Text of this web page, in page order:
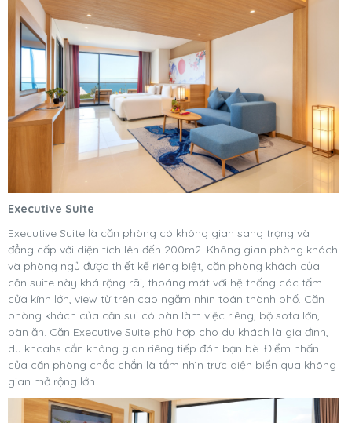
Executive Suite
Executive Suite là căn phòng có không gian sang trọng và
đẳng cấp với diện tích lên đến 200m2. Không gian phòng khách
và phòng ngủ được thiết kế riêng biệt, căn phòng khách của
căn suite này khá rộng rãi, thoáng mát với hệ thống các tấm
cửa kính lớn, view từ trên cao ngắm nhìn toán thành phố. Căn
phòng khách của căn sui có bàn làm việc riêng, bộ sofa lớn,
bàn ăn. Căn Executive Suite phù hợp cho du khách là gia đình,
du khcahs cần không gian riêng tiếp đón bạn bè. Điểm nhấn
của căn phòng chắc chắn là tầm nhìn trực diện biển qua không
gian mở rộng lớn.